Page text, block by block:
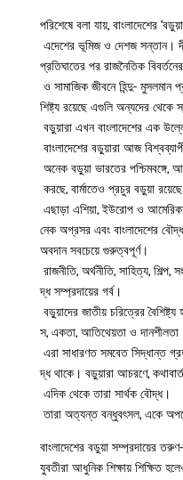
পরিশেষে বলা যায়, বাংলাদেশের
এদেশের ভূমিজ ও দেশজ সন্তান।
প্রতিঘাতের পর রাজনৈতিক
ও সামাজিক জীবনে হিন্দু- মুসলমান
শিষ্ট্য রয়েছে এগুলি অন্যদের থেকে
বড়ুয়ারা এখন বাংলাদেশের এক
বাংলাদেশের বড়ুয়ারা আজ
অনেক বড়ুয়া ভারতের পশ্চিমবঙ্গে,
করছে, বার্মাতেও প্রচুর বড়ুয়া
এছাড়া এশিয়া, ইউরোপ ও
নেক অগ্রসর এবং বাংলাদেশের
অবদান সবচেয়ে গুরুত্বপূর্ণ।
রাজনীতি, অর্থনীতি, সাহিত্য,
দ্ধ সম্প্রদায়ের গর্ব।
বড়ুয়াদের জাতীয় চরিত্রের
স, একতা, আতিথেয়তা ও
এরা সাধারণত সমবেত সিদ্ধান্ত
দ্ধ থাকে। বড়ুয়ারা আচরণে,
এদিক থেকে তারা সার্থক বৌদ্ধ।
তারা অত্যন্ত বন্ধুবৎসল, একে
বাংলাদেশের বড়ুয়া সম্প্রদায়ের
যুবতীরা আধুনিক শিক্ষায় শিক্ষিত